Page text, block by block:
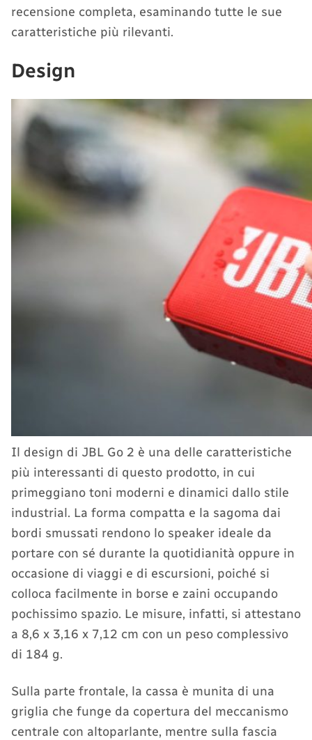
recensione completa, esaminando tutte le sue
caratteristiche più rilevanti.
Design
Il design di JBL Go 2 è una delle caratteristiche
più interessanti di questo prodotto, in cui
primeggiano toni moderni e dinamici dallo stile
industrial. La forma compatta e la sagoma dai
bordi smussati rendono lo speaker ideale da
portare con sé durante la quotidianità oppure in
occasione di viaggi e di escursioni, poiché si
colloca facilmente in borse e zaini occupando
pochissimo spazio. Le misure, infatti, si attestano
a ‎8,6 x 3,16 x 7,12 cm con un peso complessivo
di 184 g.
Sulla parte frontale, la cassa è munita di una
griglia che funge da copertura del meccanismo
centrale con altoparlante, mentre sulla fascia